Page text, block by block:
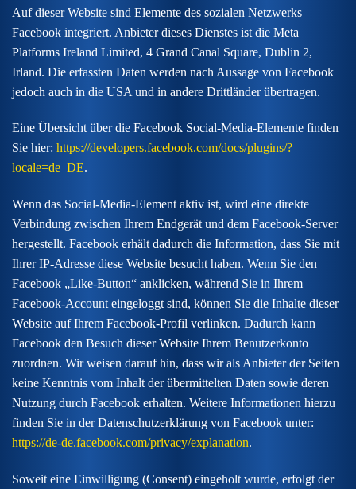
Auf dieser Website sind Elemente des sozialen Netzwerks
Facebook integriert. Anbieter dieses Dienstes ist die Meta
Platforms Ireland Limited, 4 Grand Canal Square, Dublin 2,
Irland. Die erfassten Daten werden nach Aussage von Facebook
jedoch auch in die USA und in andere Drittländer übertragen.
Eine Übersicht über die Facebook Social-Media-Elemente finden
Sie hier: https://developers.facebook.com/docs/plugins/?
locale=de_DE.
Wenn das Social-Media-Element aktiv ist, wird eine direkte
Verbindung zwischen Ihrem Endgerät und dem Facebook-Server
hergestellt. Facebook erhält dadurch die Information, dass Sie mit
Ihrer IP-Adresse diese Website besucht haben. Wenn Sie den
Facebook „Like-Button“ anklicken, während Sie in Ihrem
Facebook-Account eingeloggt sind, können Sie die Inhalte dieser
Website auf Ihrem Facebook-Profil verlinken. Dadurch kann
Facebook den Besuch dieser Website Ihrem Benutzerkonto
zuordnen. Wir weisen darauf hin, dass wir als Anbieter der Seiten
keine Kenntnis vom Inhalt der übermittelten Daten sowie deren
Nutzung durch Facebook erhalten. Weitere Informationen hierzu
finden Sie in der Datenschutzerklärung von Facebook unter:
https://de-de.facebook.com/privacy/explanation.
Soweit eine Einwilligung (Consent) eingeholt wurde, erfolgt der